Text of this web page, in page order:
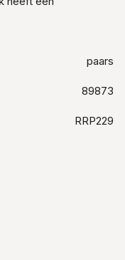
paars
89873
RRP229